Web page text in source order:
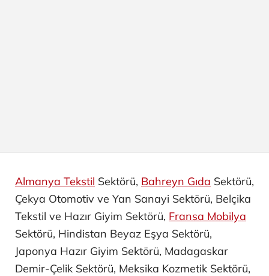
Almanya Tekstil Sektörü, Bahreyn Gıda Sektörü,
Çekya Otomotiv ve Yan Sanayi ​Sektörü, Belçika
Tekstil ve Hazır Giyim Sektörü, Fransa Mobilya
Sektörü, Hindistan Beyaz Eşya Sektörü,
Japonya Hazır Giyim Sektörü, Madagaskar
Demir-Çelik Sektörü, Meksika Kozmetik Sektörü,